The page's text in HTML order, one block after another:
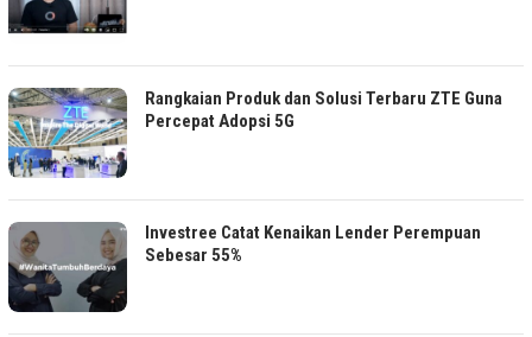
Rangkaian Produk dan Solusi Terbaru ZTE Guna
Percepat Adopsi 5G
Investree Catat Kenaikan Lender Perempuan
Sebesar 55%